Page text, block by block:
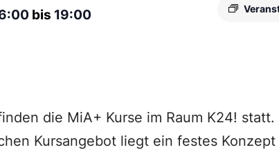
bis 19:00
die MiA+ Kurse im Raum K24! statt.
Kursangebot liegt ein festes